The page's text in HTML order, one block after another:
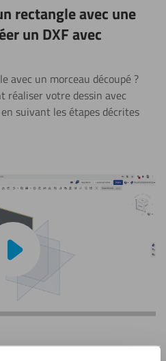
rectangle avec une
un DXF avec
avec un morceau découpé ?
réaliser votre dessin avec
suivant les étapes décrites
Lire la vidéo